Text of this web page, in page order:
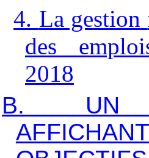
4. La gestion
des
2018
B. UN